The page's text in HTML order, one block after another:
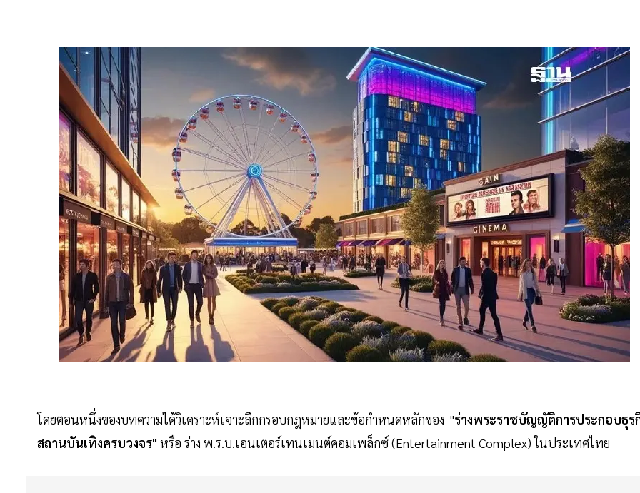
โดยตอนหนึ่งของบทความได้วิเคราะห์เจาะลึกกรอบกฎหมายและข้อกำหนดหลักของ "ร่างพระราชบัญญัติการประกอบธุร
สถานบันเทิงครบวงจร" หรือ ร่าง พ.ร.บ.เอนเตอร์เทนเมนต์คอมเพล็กซ์ (Entertainment Complex) ในประเทศไทย